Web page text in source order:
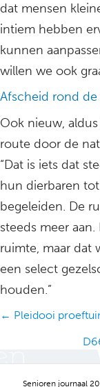
dat mensen
intiem hebben
kunnen
willen we ook
Afscheid rond de
Ook nieuw,
route door de
“Dat is iets dat
hun dierbaren
begeleiden. De
steeds meer
ruimte, maar dat
een select
houden.”
Posts
← Pleidooi
Senioren journaal